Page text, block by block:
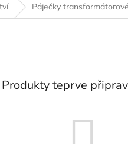
Páječky transformátorové
Produkty teprve